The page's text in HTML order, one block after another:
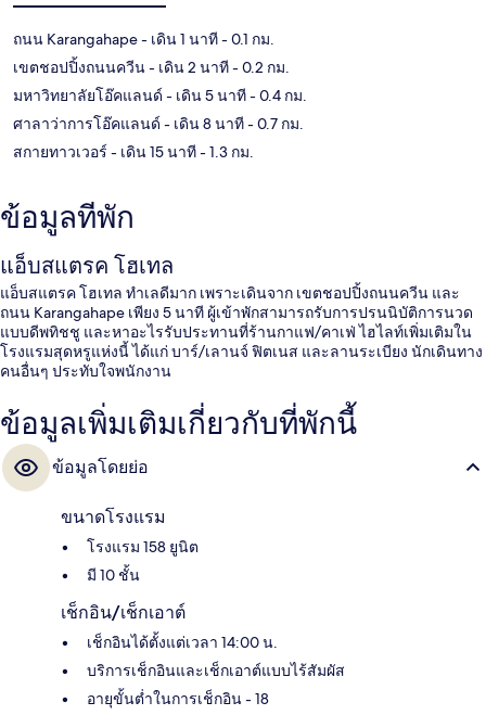
ถนน Karangahape- เดิน 1 นาที- 0.1 กม.
เขตชอปปิ้งถนนควีน- เดิน 2 นาที- 0.2 กม.
มหาวิทยาลัยโอ๊คแลนด์ - เดิน 5 นาที- 0.4 กม.
ศาลาว่าการโอ๊คแลนด์ - เดิน 8 นาที- 0.7 กม.
สกายทาวเวอร์ - เดิน 15 นาที- 1.3 กม.
ข้อมูลที่พัก
แอ็บสแตรค โฮเทล
แอ็บสแตรค โฮเทล ทำเลดีมาก เพราะเดินจาก เขตชอปปิ้งถนนควีน และ
ถนน Karangahape เพียง 5 นาที ผู้เข้าพักสามารถรับการปรนนิบัติการนวด
แบบดีพทิชชู และหาอะไรรับประทานที่ร้านกาแฟ/คาเฟ่ ไฮไลท์เพิ่มเติมใน
โรงแรมสุดหรูแห่งนี้ ได้แก่ บาร์/เลานจ์ ฟิตเนส และลานระเบียง นักเดินทาง
คนอื่นๆ ประทับใจพนักงาน
ข้อมูลเพิ่มเติมเกี่ยวกับที่พักนี้
ข้อมูลโดยย่อ
ขนาดโรงแรม
โรงแรม 158 ยูนิต
มี 10 ชั้น
เช็กอิน/เช็กเอาต์
เช็กอินได้ตั้งแต่เวลา 14:00 น.
บริการเช็กอินและเช็กเอาต์แบบไร้สัมผัส
อายุขั้นต่ำในการเช็กอิน - 18